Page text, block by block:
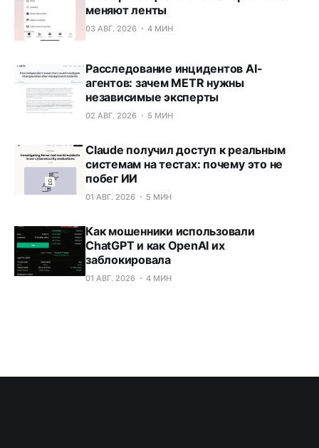
меняют ленты
03 АВГ. 2026 4 МИН
Расследование инцидентов AI-
агентов: зачем METR нужны
независимые эксперты
02 АВГ. 2026 5 МИН
Claude получил доступ к реальным
системам на тестах: почему это не
побег ИИ
01 АВГ. 2026 5 МИН
Как мошенники использовали
ChatGPT и как OpenAI их
заблокировала
01 АВГ. 2026 4 МИН